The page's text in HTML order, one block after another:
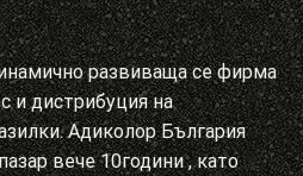
развиваща се фирма
и дистрибуция на
Адиколор България
вече 10години , като